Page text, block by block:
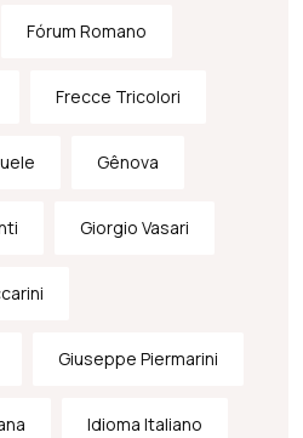
Fórum Romano
Frecce Tricolori
Gênova
Giorgio Vasari
Giuseppe Piermarini
Idioma Italiano